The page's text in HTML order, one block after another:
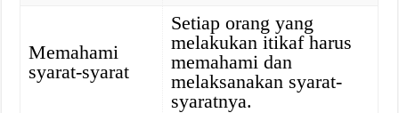
Memahami
syarat-syarat
Setiap orang yang
melakukan itikaf harus
memahami dan
melaksanakan syarat-
syaratnya.